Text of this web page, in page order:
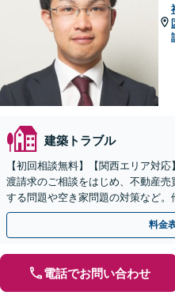
建築トラブル
【初回相談無料】【関西エリア対
渡請求のご相談をはじめ、不動産
する問題や空き家問題の対策など
な解決を目指します【顧問契約】【
料金
電話でお問い合わせ